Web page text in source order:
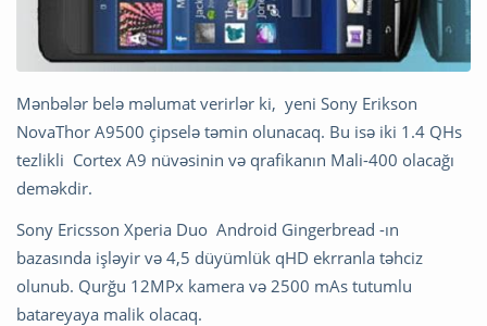
Mənbələr belə məlumat verirlər ki, yeni Sony Erikson
NovaThor A9500 çipselə təmin olunacaq. Bu isə iki 1.4 QHs
tezlikli Cortex A9 nüvəsinin və qrafikanın Mali-400 olacağı
deməkdir.
Sony Ericsson Xperia Duo Android Gingerbread -ın
bazasında işləyir və 4,5 düyümlük qHD ekrranla təhciz
olunub. Qurğu 12MPx kamera və 2500 mAs tutumlu
batareyaya malik olacaq.